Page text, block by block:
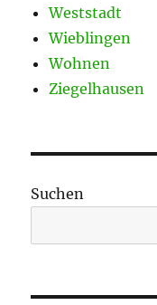
Weststadt
Wieblingen
Wohnen
Ziegelhausen
Suchen